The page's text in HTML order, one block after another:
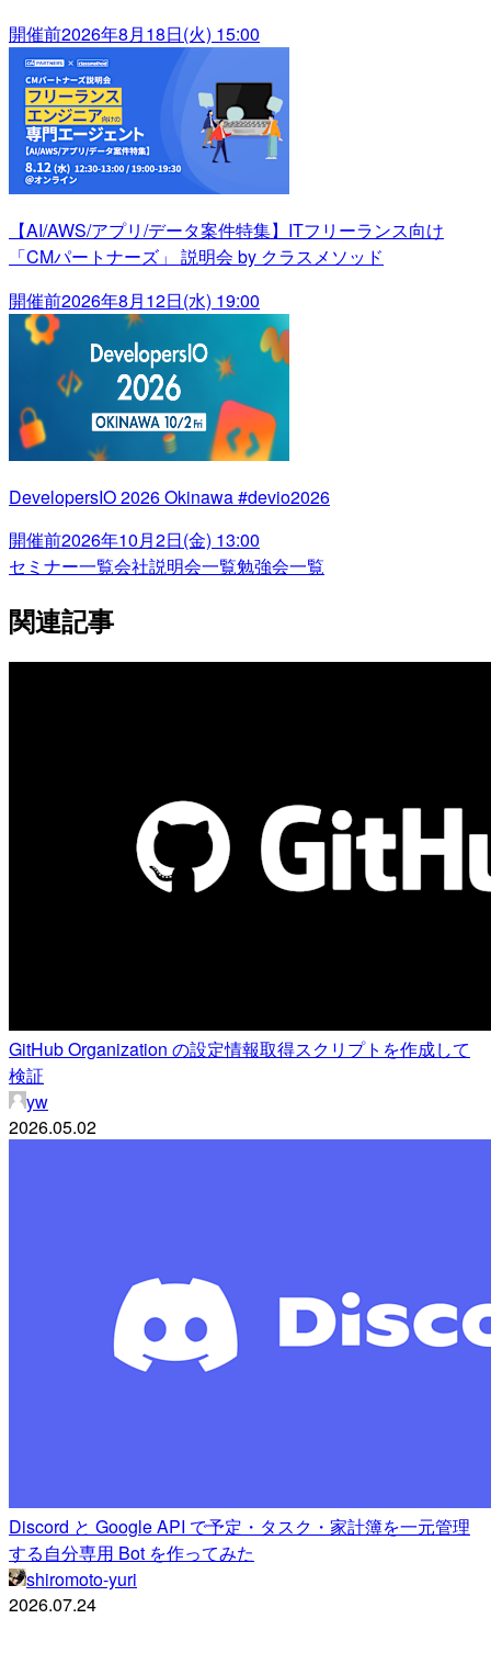
開催前2026年8月18日(火) 15:00
【AI/AWS/アプリ/データ案件特集】ITフリーランス向け
「CMパートナーズ」 説明会 by クラスメソッド
開催前2026年8月12日(水) 19:00
DevelopersIO 2026 Okinawa #devio2026
開催前2026年10月2日(金) 13:00
セミナー一覧会社説明会一覧勉強会一覧
関連記事
GitHub Organization の設定情報取得スクリプトを作成して
検証
yw
2026.05.02
Discord と Google API で予定・タスク・家計簿を一元管理
する自分専用 Bot を作ってみた
shiromoto-yuri
2026.07.24